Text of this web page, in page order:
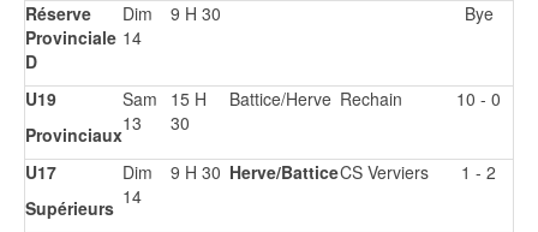
Réserve
Provinciale
D
Dim
14
9 H 30 Bye
U19
Provinciaux
Sam
13
15 H
30
Battice/Herve Rechain 10 - 0
U17
Supérieurs
Dim
14
9 H 30 Herve/BatticeCS Verviers 1 - 2